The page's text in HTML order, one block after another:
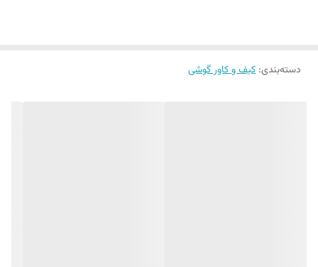
دسته‌بندی: کیف و کاور گوشی